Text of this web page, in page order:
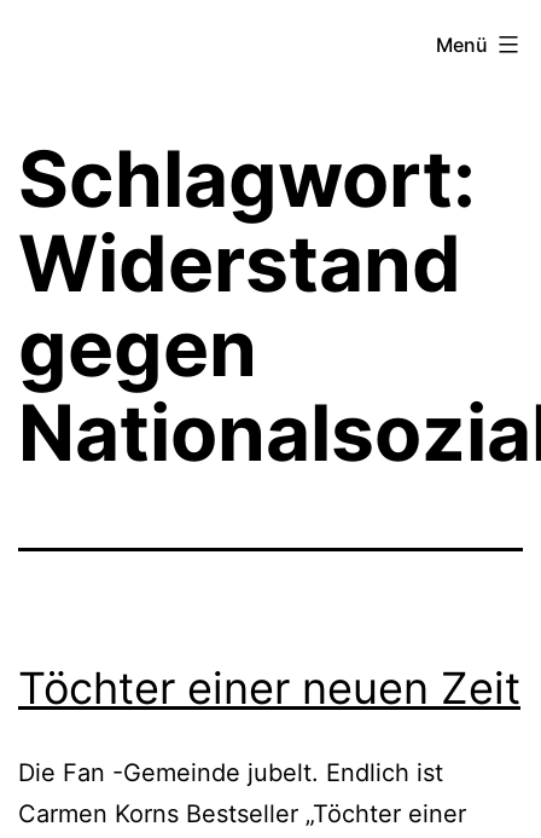
Menü
Schlagwort:
Widerstand
gegen
Töchter einer neuen Zeit
Die Fan -Gemeinde jubelt. Endlich ist
Carmen Korns Bestseller „Töchter einer